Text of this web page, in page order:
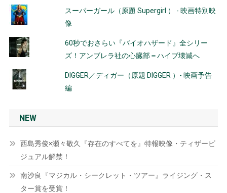
スーパーガール（原題 Supergirl ） - 映画特別映
像
60秒でおさらい『バイオハザード』全シリー
ズ！アンブレラ社の心臓部＝ハイブ壊滅へ
DIGGER／ディガー（原題 DIGGER ）- 映画予告
編
NEW
西島秀俊×瀬々敬久『存在のすべてを』特報映像・ティザービ
ジュアル解禁！
南沙良『マジカル・シークレット・ツアー』ライジング・ス
ター賞を受賞！